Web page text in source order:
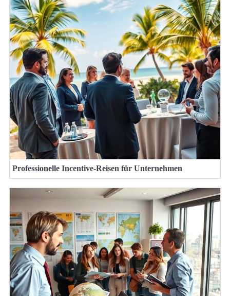
Professionelle Incentive-Reisen für Unternehmen